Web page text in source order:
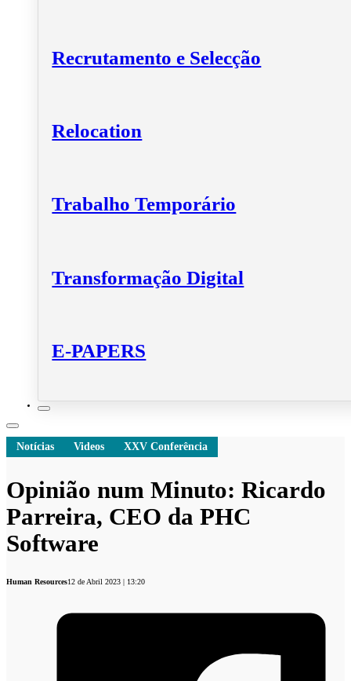
Recrutamento e Selecção
Relocation
Trabalho Temporário
Transformação Digital
E-PAPERS
Notícias Videos XXV Conferência
Opinião num Minuto: Ricardo
Parreira, CEO da PHC
Software
Human Resources12 de Abril 2023 | 13:20